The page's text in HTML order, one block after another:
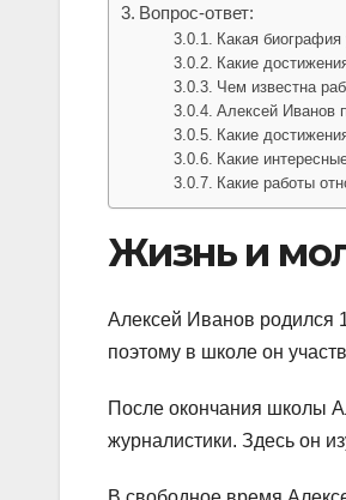
Вопрос-ответ:
Какая
Какие
Чем известна
Алексей Иванов
Какие
Какие
Какие работы
Жизнь и
Алексей Иванов родился
поэтому в школе он
После окончания школы
журналистики. Здесь он